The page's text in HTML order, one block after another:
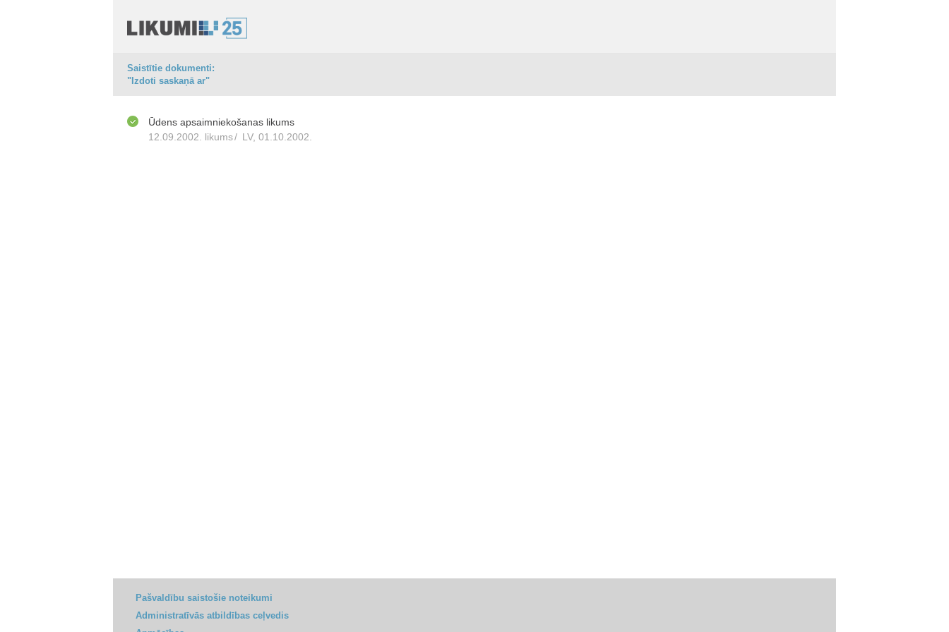
Saistītie dokumenti:
"Izdoti saskaņā ar"
Ūdens apsaimniekošanas likums
12.09.2002. likums/ LV, 01.10.2002.
Pašvaldību saistošie noteikumi
Administratīvās atbildības ceļvedis